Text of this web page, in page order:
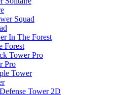
Forest
Pro